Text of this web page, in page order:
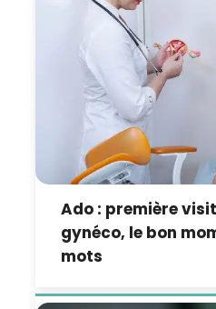
Ado : première
gynéco, le bon
mots